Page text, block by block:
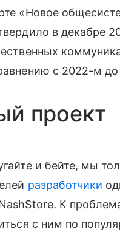
«Новое
в декабре
с 2022-м
проект
и бейте, мы
разработчики
К
с ним по